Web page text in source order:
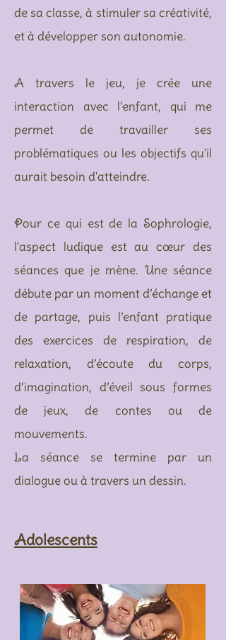
de sa classe, à stimuler sa créativité,
et à développer son autonomie.
A travers le jeu, je crée une
interaction avec l'enfant, qui me
permet de travailler ses
problématiques ou les objectifs qu'il
aurait besoin d'atteindre.
Pour ce qui est de la Sophrologie,
l'aspect ludique est au cœur des
séances que je mène. Une séance
débute par un moment d’échange et
de partage, puis l’enfant pratique
des exercices de respiration, de
relaxation, d’écoute du corps,
d’imagination, d’éveil sous formes
de jeux, de contes ou de
mouvements.
La séance se termine par un
dialogue ou à travers un dessin.
Adolescents